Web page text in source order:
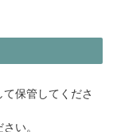
て保管してくださ
い。